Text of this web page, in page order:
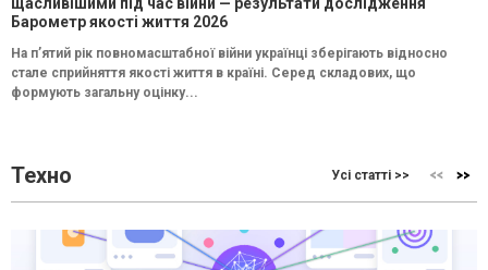
Барометр якості життя 2026
На п’ятий рік повномасштабної війни українці зберігають відносно
стале сприйняття якості життя в країні. Серед складових, що
формують загальну оцінку...
Техно Усі статті >>